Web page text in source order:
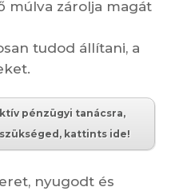
múlva zárolja magát
tudod állítani, a
pénzügyi tanácsra,
kattints ide!
nyugodt és